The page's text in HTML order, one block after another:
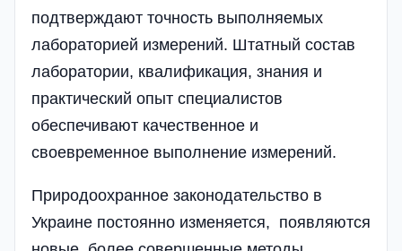
подтверждают точность выполняемых
лабораторией измерений. Штатный состав
лаборатории, квалификация, знания и
практический опыт специалистов
обеспечивают качественное и
своевременное выполнение измерений.
Природоохранное законодательство в
Украине постоянно изменяется, появляются